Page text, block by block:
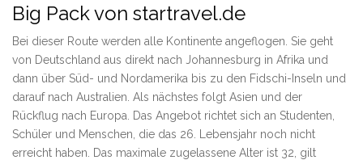
Big Pack von startravel.de
Bei dieser Route werden alle Kontinente angeflogen. Sie geht
von Deutschland aus direkt nach Johannesburg in Afrika und
dann über Süd- und Nordamerika bis zu den Fidschi-Inseln und
darauf nach Australien. Als nächstes folgt Asien und der
Rückflug nach Europa. Das Angebot richtet sich an Studenten,
Schüler und Menschen, die das 26. Lebensjahr noch nicht
erreicht haben. Das maximale zugelassene Alter ist 32, gilt